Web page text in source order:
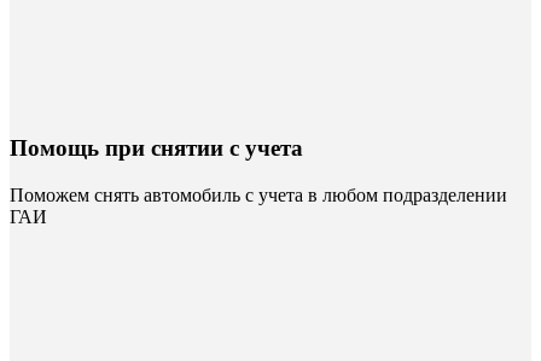
Помощь при снятии с учета
Поможем снять автомобиль с учета в любом подразделении
ГАИ